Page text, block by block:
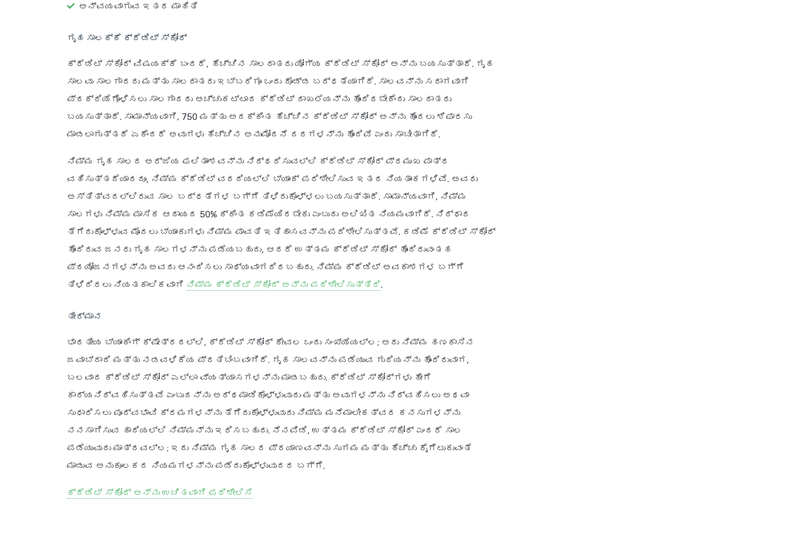
ಅನ್ವಯವಾಗುವ ಇತರ ಮಾಹಿತಿ
ಗೃಹ ಸಾಲಕ್ಕೆ ಕ್ರೆಡಿಟ್ ಸ್ಕೋರ್
ಕ್ರೆಡಿಟ್ ಸ್ಕೋರ್ ವಿಷಯಕ್ಕೆ ಬಂದರೆ, ಹೆಚ್ಚಿನ ಸಾಲದಾತರು ಯೋಗ್ಯ ಕ್ರೆಡಿಟ್ ಸ್ಕೋರ್ ಅನ್ನು ಬಯಸುತ್ತಾರೆ. ಗೃಹ
ಸಾಲವು ಸಾಲಗಾರರು ಮತ್ತು ಸಾಲದಾತರು ಇಬ್ಬರಿಗೂ ಒಂದು ದೊಡ್ಡ ಬದ್ಧತೆಯಾಗಿದೆ. ಸಾಲವನ್ನು ಸರಾಗವಾಗಿ
ಪ್ರಕ್ರಿಯೆಗೊಳಿಸಲು ಸಾಲಗಾರರು ಅಚ್ಚುಕಟ್ಟಾದ ಕ್ರೆಡಿಟ್ ದಾಖಲೆಯನ್ನು ಹೊಂದಿರಬೇಕೆಂದು ಸಾಲದಾತರು
ಬಯಸುತ್ತಾರೆ. ಸಾಮಾನ್ಯವಾಗಿ, 750 ಮತ್ತು ಅದಕ್ಕಿಂತ ಹೆಚ್ಚಿನ ಕ್ರೆಡಿಟ್ ಸ್ಕೋರ್ ಅನ್ನು ಹೊಂದಲು ಶಿಫಾರಸು
ಮಾಡಲಾಗುತ್ತದೆ ಏಕೆಂದರೆ ಅವುಗಳು ಹೆಚ್ಚಿನ ಅನುಮೋದನೆ ದರಗಳನ್ನು ಹೊಂದಿವೆ ಎಂದು ಸಾಬೀತಾಗಿದೆ.
ನಿಮ್ಮ ಗೃಹ ಸಾಲದ ಅರ್ಜಿಯ ಫಲಿತಾಂಶವನ್ನು ನಿರ್ಧರಿಸುವಲ್ಲಿ ಕ್ರೆಡಿಟ್ ಸ್ಕೋರ್ ಪ್ರಮುಖ ಪಾತ್ರ
ವಹಿಸುತ್ತದೆಯಾದರೂ, ನಿಮ್ಮ ಕ್ರೆಡಿಟ್ ವರದಿಯಲ್ಲಿ ಬ್ಯಾಂಕ್ ಪರಿಶೀಲಿಸುವ ಇತರ ನಿಯತಾಂಕಗಳಿವೆ. ಅವರು
ಅಸ್ತಿತ್ವದಲ್ಲಿರುವ ಸಾಲ ಬದ್ಧತೆಗಳ ಬಗ್ಗೆ ತಿಳಿದುಕೊಳ್ಳಲು ಬಯಸುತ್ತಾರೆ. ಸಾಮಾನ್ಯವಾಗಿ, ನಿಮ್ಮ
ಸಾಲಗಳು ನಿಮ್ಮ ಮಾಸಿಕ ಆದಾಯದ 50% ಕ್ಕಿಂತ ಕಡಿಮೆಯಿರಬೇಕು ಎಂಬುದು ಅಲಿಖಿತ ನಿಯಮವಾಗಿದೆ. ನಿರ್ಧಾರ
ತೆಗೆದುಕೊಳ್ಳುವ ಮೊದಲು ಬ್ಯಾಂಕುಗಳು ನಿಮ್ಮ ಪಾವತಿ ಇತಿಹಾಸವನ್ನು ಪರಿಶೀಲಿಸುತ್ತವೆ. ಕಡಿಮೆ ಕ್ರೆಡಿಟ್ ಸ್ಕೋರ್
ಹೊಂದಿರುವ ಜನರು ಗೃಹ ಸಾಲಗಳನ್ನು ಪಡೆಯಬಹುದು, ಆದರೆ ಉತ್ತಮ ಕ್ರೆಡಿಟ್ ಸ್ಕೋರ್ ಹೊಂದಿರುವಂತಹ
ಪ್ರಯೋಜನಗಳನ್ನು ಅವರು ಆನಂದಿಸಲು ಸಾಧ್ಯವಾಗದಿರಬಹುದು. ನಿಮ್ಮ ಕ್ರೆಡಿಟ್ ಅವಕಾಶಗಳ ಬಗ್ಗೆ
ತಿಳಿದಿರಲು ನಿಯತಕಾಲಿಕವಾಗಿ ನಿಮ್ಮ ಕ್ರೆಡಿಟ್ ಸ್ಕೋರ್ ಅನ್ನು ಪರಿಶೀಲಿಸುತ್ತಿರಿ.
ತೀರ್ಮಾನ
ಭಾರತೀಯ ಬ್ಯಾಂಕಿಂಗ್ ಕ್ಷೇತ್ರದಲ್ಲಿ, ಕ್ರೆಡಿಟ್ ಸ್ಕೋರ್ ಕೇವಲ ಒಂದು ಸಂಖ್ಯೆಯಲ್ಲ; ಅದು ನಿಮ್ಮ ಹಣಕಾಸಿನ
ಜವಾಬ್ದಾರಿ ಮತ್ತು ನಡವಳಿಕೆಯ ಪ್ರತಿಬಿಂಬವಾಗಿದೆ. ಗೃಹ ಸಾಲವನ್ನು ಪಡೆಯುವ ಗುರಿಯನ್ನು ಹೊಂದಿರುವಾಗ,
ಬಲವಾದ ಕ್ರೆಡಿಟ್ ಸ್ಕೋರ್ ಎಲ್ಲಾ ವ್ಯತ್ಯಾಸಗಳನ್ನು ಮಾಡಬಹುದು. ಕ್ರೆಡಿಟ್ ಸ್ಕೋರ್‌ಗಳು ಹೇಗೆ
ಕಾರ್ಯನಿರ್ವಹಿಸುತ್ತವೆ ಎಂಬುದನ್ನು ಅರ್ಥಮಾಡಿಕೊಳ್ಳುವುದು ಮತ್ತು ಅವುಗಳನ್ನು ನಿರ್ವಹಿಸಲು ಅಥವಾ
ಸುಧಾರಿಸಲು ಪೂರ್ವಭಾವಿ ಕ್ರಮಗಳನ್ನು ತೆಗೆದುಕೊಳ್ಳುವುದು ನಿಮ್ಮ ಮನೆಮಾಲೀಕತ್ವದ ಕನಸುಗಳನ್ನು
ನನಸಾಗಿಸುವ ಹಾದಿಯಲ್ಲಿ ನಿಮ್ಮನ್ನು ಇರಿಸಬಹುದು. ನೆನಪಿಡಿ, ಉತ್ತಮ ಕ್ರೆಡಿಟ್ ಸ್ಕೋರ್ ಎಂದರೆ ಸಾಲ
ಪಡೆಯುವುದು ಮಾತ್ರವಲ್ಲ; ಇದು ನಿಮ್ಮ ಗೃಹ ಸಾಲದ ಪ್ರಯಾಣವನ್ನು ಸುಗಮ ಮತ್ತು ಹೆಚ್ಚು ಕೈಗೆಟುಕುವಂತೆ
ಮಾಡುವ ಅನುಕೂಲಕರ ನಿಯಮಗಳನ್ನು ಪಡೆದುಕೊಳ್ಳುವುದರ ಬಗ್ಗೆ.
ಕ್ರೆಡಿಟ್ ಸ್ಕೋರ್ ಅನ್ನು ಉಚಿತವಾಗಿ ಪರಿಶೀಲಿಸಿ